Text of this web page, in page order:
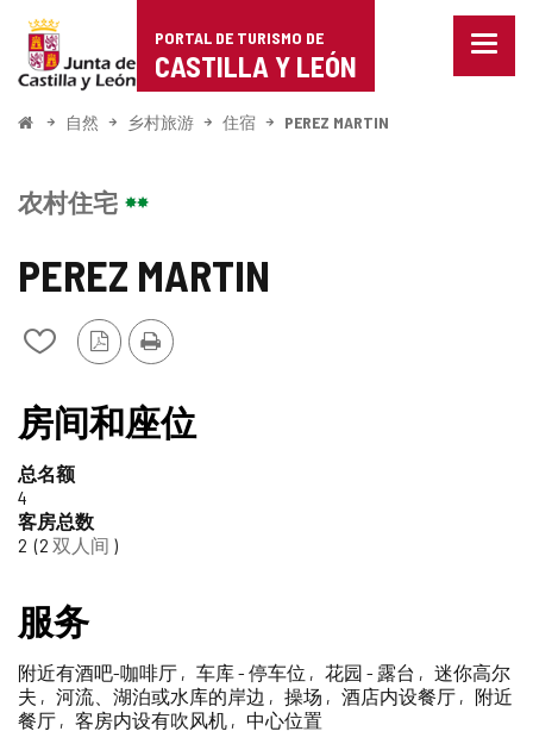
Portal
de
Turismo
Castilla
León
PORTAL DE TURISMO DE
CASTILLA Y LEÓN
菜
开
自然 乡村旅游 住宿 PEREZ MARTIN
PEREZ MARTIN
从
笔
记
中
加/
删
PDF
版
打
印
农村住宅
房间和座位
总名额
4
客房总数
2 2 双人间
服务
附近有酒吧-咖啡厅 车库 - 停车位 花园 - 露台
迷你高尔
夫
河流、湖泊或水库的岸边 操场 酒店内设餐厅
附近
餐厅
客房内设有吹风机 中心位置